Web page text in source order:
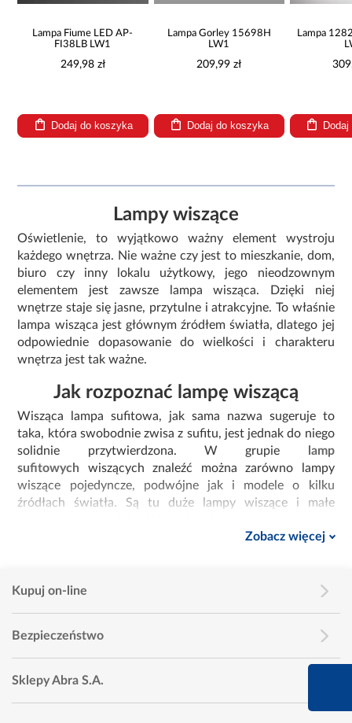
Lampa Fiume LED AP-
FI38LB LW1
249,98 zł
Dodaj do koszyka
Lampa Gorley 15698H
LW1
209,99 zł
Dodaj do koszyka
Lampa
Lampy wiszące
Oświetlenie, to wyjątkowo ważny element wystroju
każdego wnętrza. Nie ważne czy jest to mieszkanie, dom,
biuro czy inny lokalu użytkowy, jego nieodzownym
elementem jest zawsze lampa wisząca. Dzięki niej
wnętrze staje się jasne, przytulne i atrakcyjne. To właśnie
lampa wisząca jest głównym źródłem światła, dlatego jej
odpowiednie dopasowanie do wielkości i charakteru
wnętrza jest tak ważne.
Jak rozpoznać lampę wiszącą
Wisząca lampa sufitowa, jak sama nazwa sugeruje to
taka, która swobodnie zwisa z sufitu, jest jednak do niego
solidnie przytwierdzona. W grupie
lamp
sufitowych wiszących znaleźć można zarówno lampy
wiszące pojedyncze, podwójne jak i modele o kilku
źródłach światła. Są tu duże lampy wiszące i małe
charakterystyczna - nie przylegają bezpośrednio do
Nawet jeśli nie jesteś znawcą oświetlenia i nie
szczególnie interesują Cię nowoczesne technologie,
warto posiadać podstawową wiedzę na temat zalet, jakie
Ci zdecydować czy warto je wybrać do aranżacji
Zobacz więcej
Kupuj on-line
Bezpieczeństwo
Sklepy Abra S.A.